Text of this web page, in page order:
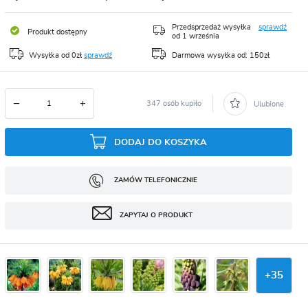
Produkt dostępny
Przedsprzedaż wysyłka
od 1 września
sprawdź
Wysyłka od 0zł sprawdź Darmowa wysyłka od: 150zł
347 osób kupiło Ulubione
DODAJ DO KOSZYKA
ZAMÓW TELEFONICZNIE
ZAPYTAJ O PRODUKT
+35